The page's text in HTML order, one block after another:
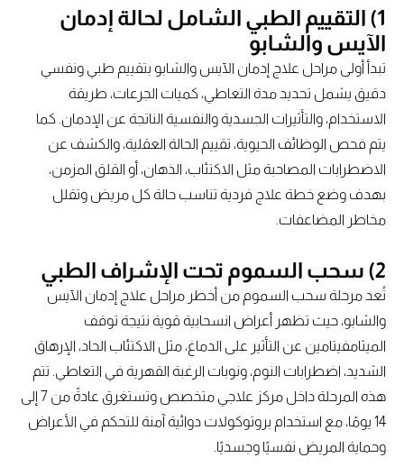
1) التقييم الطبي الشامل لحالة إدمان
الآيس والشابو
تبدأ أولى مراحل علاج إدمان الآيس والشابو بتقييم طبي ونفسي
دقيق يشمل تحديد مدة التعاطي، كميات الجرعات، طريقة
الاستخدام، والتأثيرات الجسدية والنفسية الناتجة عن الإدمان. كما
يتم فحص الوظائف الحيوية، تقييم الحالة العقلية، والكشف عن
الاضطرابات المصاحبة مثل الاكتئاب، الذهان، أو القلق المزمن،
بهدف وضع خطة علاج فردية تناسب حالة كل مريض وتقلل
مخاطر المضاعفات.
2) سحب السموم تحت الإشراف الطبي
تُعد مرحلة سحب السموم من أخطر مراحل علاج إدمان الآيس
والشابو، حيث تظهر أعراض انسحابية قوية نتيجة توقف
الميثامفيتامين عن التأثير على الدماغ، مثل الاكتئاب الحاد، الإرهاق
الشديد، اضطرابات النوم، ونوبات الرغبة القهرية في التعاطي. تتم
هذه المرحلة داخل مركز علاجي متخصص وتستغرق عادةً من 7 إلى
14 يومًا، مع استخدام بروتوكولات دوائية آمنة للتحكم في الأعراض
وحماية المريض نفسيًا وجسديًا.